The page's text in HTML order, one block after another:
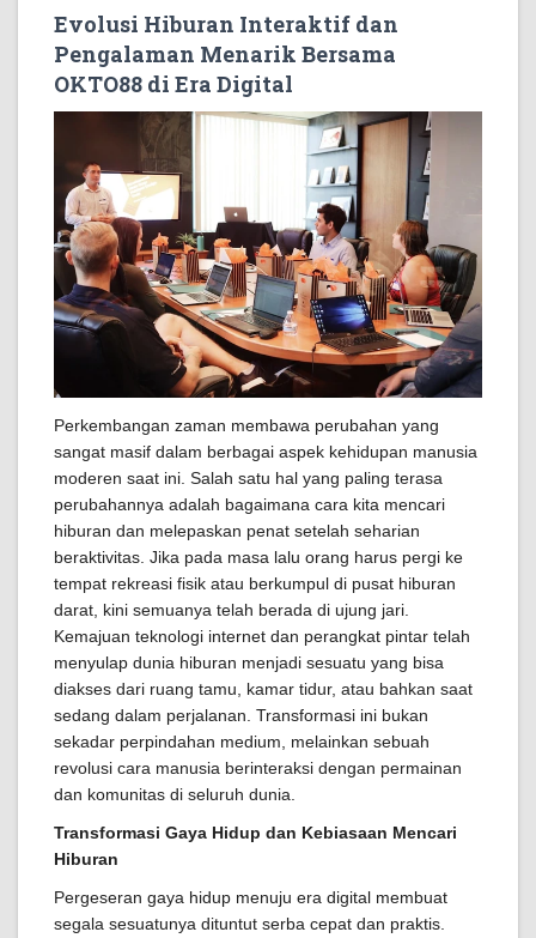
Evolusi Hiburan Interaktif dan
Pengalaman Menarik Bersama
OKTO88 di Era Digital
Perkembangan zaman membawa perubahan yang
sangat masif dalam berbagai aspek kehidupan manusia
moderen saat ini. Salah satu hal yang paling terasa
perubahannya adalah bagaimana cara kita mencari
hiburan dan melepaskan penat setelah seharian
beraktivitas. Jika pada masa lalu orang harus pergi ke
tempat rekreasi fisik atau berkumpul di pusat hiburan
darat, kini semuanya telah berada di ujung jari.
Kemajuan teknologi internet dan perangkat pintar telah
menyulap dunia hiburan menjadi sesuatu yang bisa
diakses dari ruang tamu, kamar tidur, atau bahkan saat
sedang dalam perjalanan. Transformasi ini bukan
sekadar perpindahan medium, melainkan sebuah
revolusi cara manusia berinteraksi dengan permainan
dan komunitas di seluruh dunia.
Transformasi Gaya Hidup dan Kebiasaan Mencari
Hiburan
Pergeseran gaya hidup menuju era digital membuat
segala sesuatunya dituntut serba cepat dan praktis.